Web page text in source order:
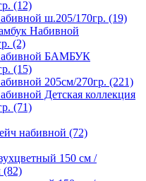
(12)
ш.205/170гр. (19)
Набивной
(2)
БАМБУК
(15)
205см/270гр. (221)
Детская коллекция
(71)
набивной (72)
150 см /
(82)